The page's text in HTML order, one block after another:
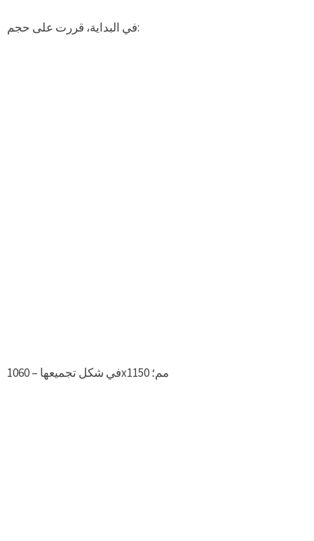
في البداية، قررت على حجم:
في شكل تجميعها – 1060х1150 مم؛